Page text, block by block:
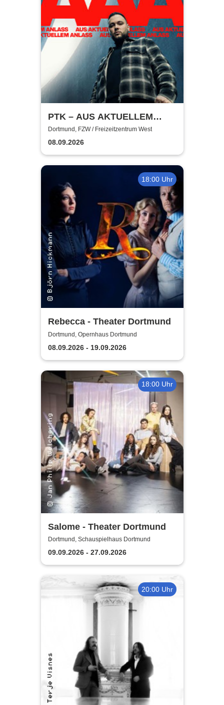
PTK – AUS AKTUELLEM
ANLASS
Dortmund, FZW / Freizeitzentrum West
08.09.2026
18:00 Uhr
Rebecca - Theater Dortmund
Dortmund, Opernhaus Dortmund
08.09.2026 - 19.09.2026
18:00 Uhr
Salome - Theater Dortmund
Dortmund, Schauspielhaus Dortmund
09.09.2026 - 27.09.2026
20:00 Uhr